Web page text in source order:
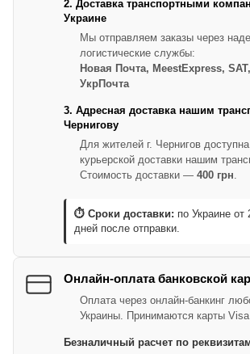
2. Доставка транспортными
Украине
Мы отправляем заказы через
логистические службы:
Новая Почта, MeestExpress,
УкрПочта
3. Адресная доставка нашим
Чернигову
Для жителей г. Чернигов
курьерской доставки нашим
Стоимость доставки — 400 грн
⏱ Сроки доставки: по Украине от
дней после отправки.
Онлайн-оплата банковской
Оплата через онлайн-банкинг
Украины. Принимаются карты Visa
Безналичный расчет по